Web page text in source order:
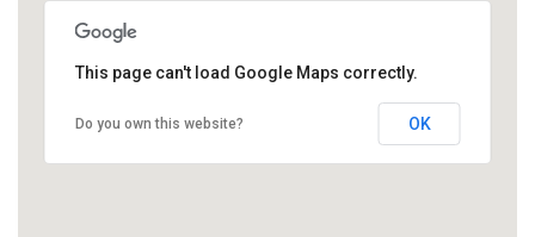
This page can't load Google Maps correctly.
Do you own this website? OK